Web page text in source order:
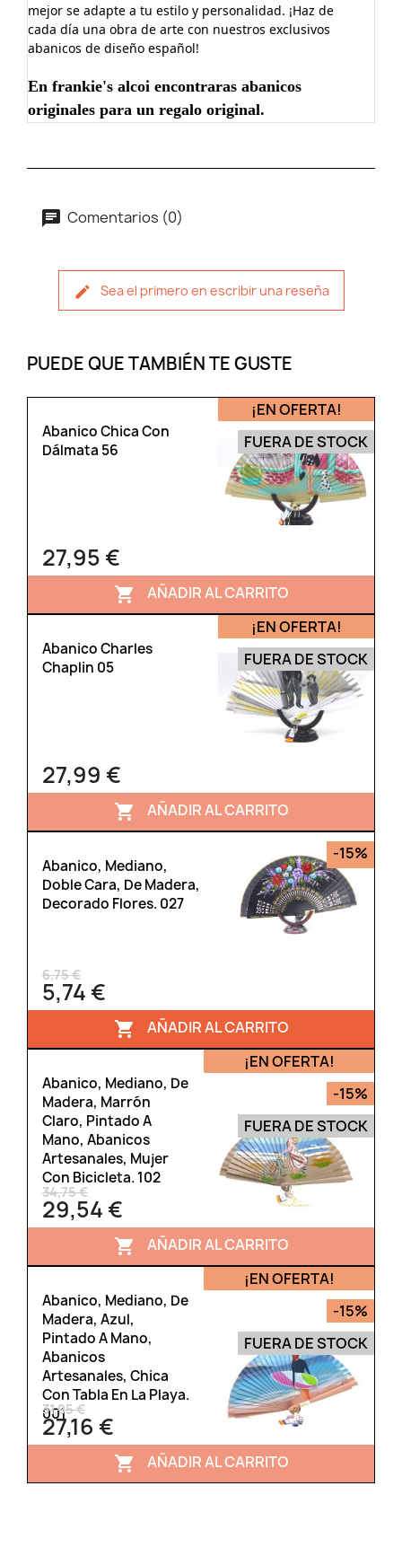
mejor se adapte a tu estilo y personalidad. ¡Haz de
cada día una obra de arte con nuestros exclusivos
abanicos de diseño español!
En frankie's alcoi encontraras abanicos
originales para un regalo original.
Comentarios (0)
Sea el primero en escribir una reseña
PUEDE QUE TAMBIÉN TE GUSTE
Abanico Chica Con
Dálmata 56
27,95 €
¡EN OFERTA!
FUERA DE STOCK
 AÑADIR AL CARRITO
Abanico Charles
Chaplin 05
27,99 €
¡EN OFERTA!
FUERA DE STOCK
 AÑADIR AL CARRITO
Abanico, Mediano,
Doble Cara, De Madera,
Decorado Flores. 027
6,75 €
5,74 €
-15%
 AÑADIR AL CARRITO
Abanico, Mediano, De
Madera, Marrón
Claro, Pintado A
Mano, Abanicos
Artesanales, Mujer
Con Bicicleta. 102
34,75 €
29,54 €
¡EN OFERTA!
-15%
FUERA DE STOCK
 AÑADIR AL CARRITO
Abanico, Mediano, De
Madera, Azul,
Pintado A Mano,
Abanicos
Artesanales, Chica
Con Tabla En La Playa.
001
31,95 €
27,16 €
¡EN OFERTA!
-15%
FUERA DE STOCK
 AÑADIR AL CARRITO